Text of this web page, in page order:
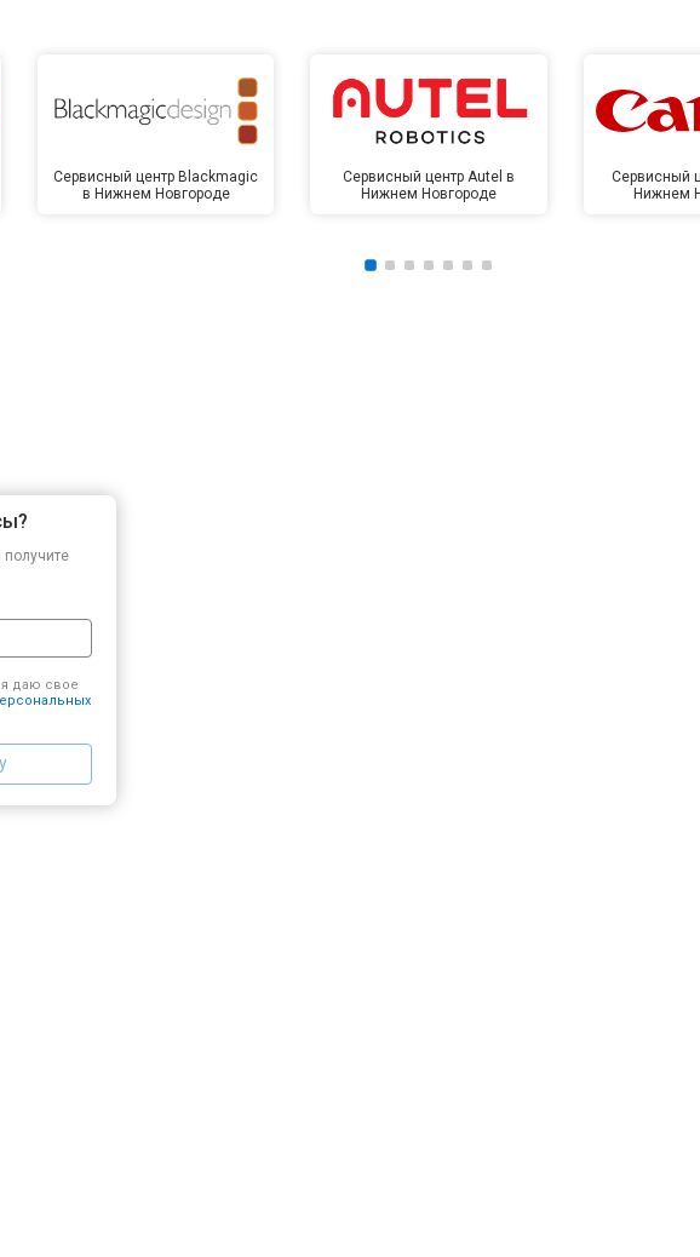
Сервисный центр Blackmagic
в Нижнем Новгороде
Сервисный центр Autel в
Нижнем Новгороде
Сервисный
Нижнем
я даю свое